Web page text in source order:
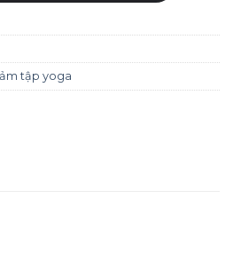
tập yoga